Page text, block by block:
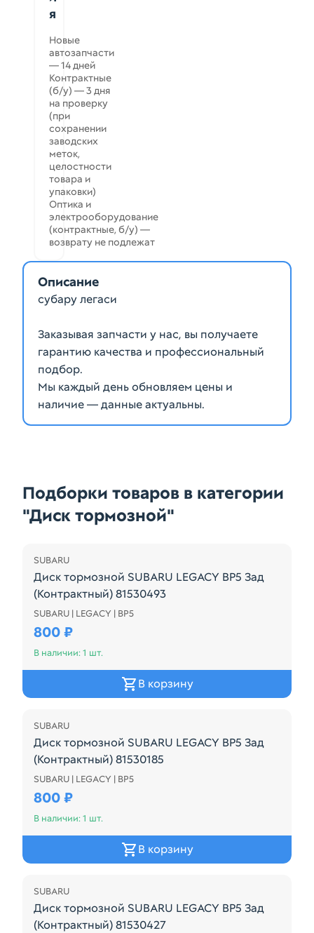
я
Новые
автозапчасти
— 14 дней
Контрактные
(б/у) — 3 дня
на проверку
(при
сохранении
заводских
меток,
целостности
товара и
упаковки)
Оптика и
электрооборудование
(контрактные, б/у) —
возврату не подлежат
Описание
субару легаси
Заказывая запчасти у нас, вы получаете
гарантию качества и профессиональный
подбор.
Мы каждый день обновляем цены и
наличие — данные актуальны.
Подборки товаров в категории
"Диск тормозной"
SUBARU
Диск тормозной SUBARU LEGACY BP5 Зад
(Контрактный) 81530493
Диск тормозной SUBARU LEGACY BP5 Зад
SUBARU | LEGACY | BP5
800 ₽
В наличии: 1 шт.
В корзину
SUBARU
Диск тормозной SUBARU LEGACY BP5 Зад
(Контрактный) 81530185
Диск тормозной SUBARU LEGACY BP5 Зад
SUBARU | LEGACY | BP5
800 ₽
В наличии: 1 шт.
В корзину
SUBARU
Диск тормозной SUBARU LEGACY BP5 Зад
(Контрактный) 81530427